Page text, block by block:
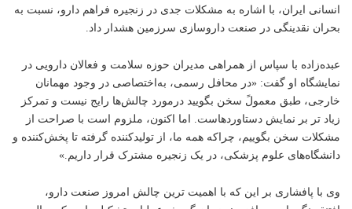
انسانی ایران، با اشاره به مشکلات جدی در زنجیره فراهم دارو، نسبت به
بحران نقدینگی در صنعت داروسازی سرزمین هشدار داد.
عبده‌زاده با سپاس از همراهی مدیران حوزه سلامت و فعالان دارویی در
نمایشگاه او گفت: «در محافل رسمی، به‌اختصاصی در وجود مهمانان
خارجی، طبق معمولً سخن بگویید درمورد چالش‌ها رایج نیست و تمرکز
زیاد تر بر نمایش دستاوردهاست. اما اکنون، ملزوم است با صراحت از
مشکلات سخن بگوییم، چراکه همه ما، از تولیدکننده گرفته تا پخش‌کننده و
دانشگاه‌های علوم پزشکی، در یک زنجیره مشترک قرار داریم.»
وی با پافشاری بر این که با اهمیت ترین چالش امروز صنعت دارو،